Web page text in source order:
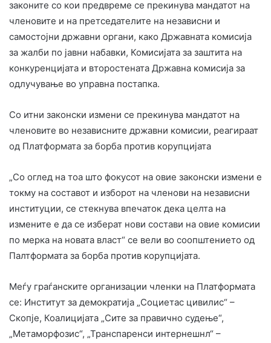
законите со кои предвреме се прекинува мандатот на
членовите и на претседателите на независни и
самостојни државни органи, како Државната комисија
за жалби по јавни набавки, Комисијата за заштита на
конкуренцијата и второстената Државна комисија за
одлучување во управна постапка.
Со итни законски измени се прекинува мандатот на
членовите во независните државни комисии, реагираат
од Платформата за борба против корупцијата
„Со оглед на тоа што фокусот на овие законски измени е
токму на составот и изборот на членови на независни
институции, се стекнува впечаток дека целта на
измените е да се изберат нови состави на овие комисии
по мерка на новата власт“ се вели во соопштението од
Палтформата за борба против корупцијата.
Меѓу граѓанските организации членки на Платформата
се: Институт за демократија „Социетас цивилис“ –
Скопје, Коалицијата „Сите за правично судење“,
„Метаморфозис“, „Транспаренси интернешнл“ –